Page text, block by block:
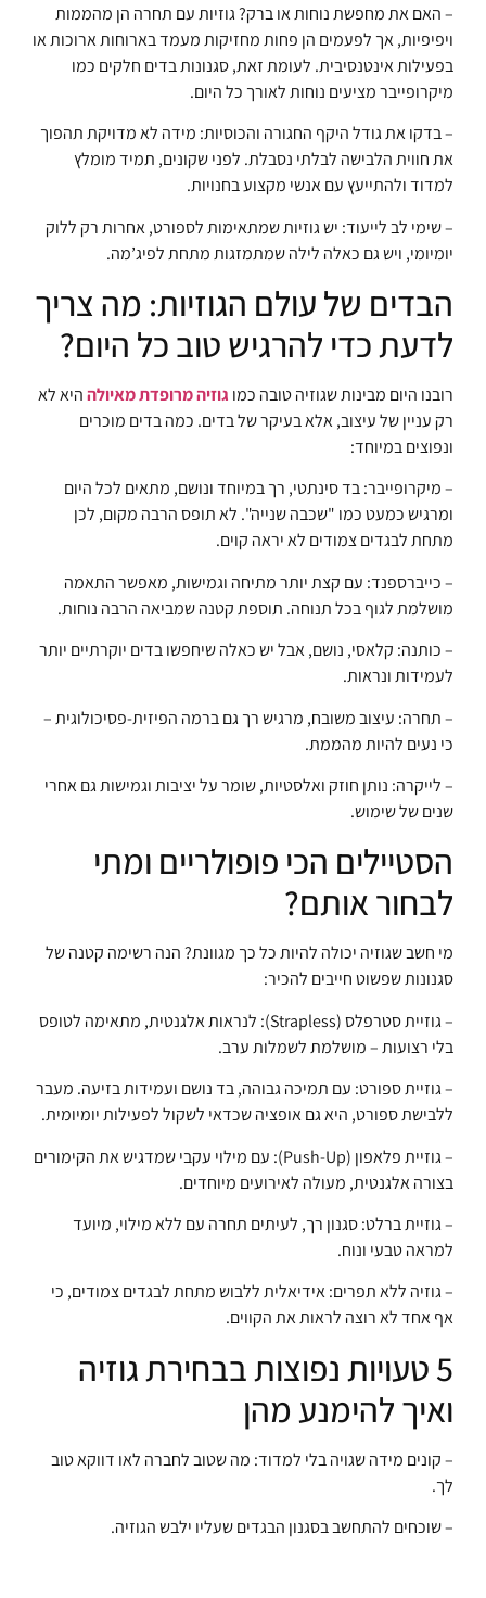
– האם את מחפשת נוחות או ברק? גוזיות עם תחרה הן מהממות
ויפיפיות, אך לפעמים הן פחות מחזיקות מעמד בארוחות ארוכות או
בפעילות אינטנסיבית. לעומת זאת, סגנונות בדים חלקים כמו
מיקרופייבר מציעים נוחות לאורך כל היום.
– בדקו את גודל היקף החגורה והכוסיות: מידה לא מדויקת תהפוך
את חווית הלבישה לבלתי נסבלת. לפני שקונים, תמיד מומלץ
למדוד ולהתייעץ עם אנשי מקצוע בחנויות.
– שימי לב לייעוד: יש גוזיות שמתאימות לספורט, אחרות רק ללוק
יומיומי, ויש גם כאלה לילה שמתמזגות מתחת לפיג’מה.
הבדים של עולם הגוזיות: מה צריך
לדעת כדי להרגיש טוב כל היום?
רובנו היום מבינות שגוזיה טובה כמו גוזיה מרופדת מאיולההיא לא
רק עניין של עיצוב, אלא בעיקר של בדים. כמה בדים מוכרים
ונפוצים במיוחד:
– מיקרופייבר: בד סינתטי, רך במיוחד ונושם, מתאים לכל היום
ומרגיש כמעט כמו "שכבה שנייה". לא תופס הרבה מקום, לכן
מתחת לבגדים צמודים לא יראה קוים.
– כייברספנד: עם קצת יותר מתיחה וגמישות, מאפשר התאמה
מושלמת לגוף בכל תנוחה. תוספת קטנה שמביאה הרבה נוחות.
– כותנה: קלאסי, נושם, אבל יש כאלה שיחפשו בדים יוקרתיים יותר
לעמידות ונראות.
– תחרה: עיצוב משובח, מרגיש רך גם ברמה הפיזית-פסיכולוגית –
כי נעים להיות מהממת.
– לייקרה: נותן חוזק ואלסטיות, שומר על יציבות וגמישות גם אחרי
שנים של שימוש.
הסטיילים הכי פופולריים ומתי
לבחור אותם?
מי חשב שגוזיה יכולה להיות כל כך מגוונת? הנה רשימה קטנה של
סגנונות שפשוט חייבים להכיר:
– גוזיית סטרפלס (Strapless): לנראות אלגנטית, מתאימה לטופס
בלי רצועות – מושלמת לשמלות ערב.
– גוזיית ספורט: עם תמיכה גבוהה, בד נושם ועמידות בזיעה. מעבר
ללבישת ספורט, היא גם אופציה שכדאי לשקול לפעילות יומיומית.
– גוזיית פלאפון (Push-Up): עם מילוי עקבי שמדגיש את הקימורים
בצורה אלגנטית, מעולה לאירועים מיוחדים.
– גוזיית ברלט: סגנון רך, לעיתים תחרה עם ללא מילוי, מיועד
למראה טבעי ונוח.
– גוזיה ללא תפרים: אידיאלית ללבוש מתחת לבגדים צמודים, כי
אף אחד לא רוצה לראות את הקווים.
5 טעויות נפוצות בבחירת גוזיה
ואיך להימנע מהן
– קונים מידה שגויה בלי למדוד: מה שטוב לחברה לאו דווקא טוב
לך.
– שוכחים להתחשב בסגנון הבגדים שעליו ילבש הגוזיה.